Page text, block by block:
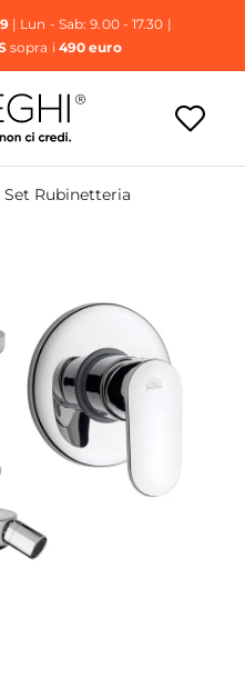
| Lun - Sab: 9.00 - 17.30 |
sopra i 490 euro
Set Rubinetteria